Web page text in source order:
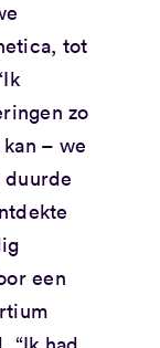
tot
zo
– we
duurde
een